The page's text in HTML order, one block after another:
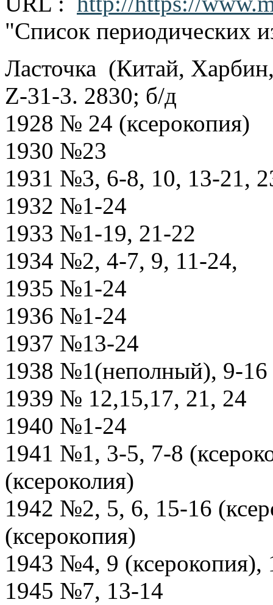
"Список периодических
Ласточка (Китай,
Z-31-3. 2830; б/д
1928 № 24 (ксерокопия)
1930 №23
1931 №3, 6-8, 10, 13-21,
1932 №1-24
1933 №1-19, 21-22
1934 №2, 4-7, 9, 11-24,
1935 №1-24
1936 №1-24
1937 №13-24
1938 №1(неполный), 9-16
1939 № 12,15,17, 21, 24
1940 №1-24
1941 №1, 3-5, 7-8
(ксероколия)
1942 №2, 5, 6, 15-16
(ксерокопия)
1943 №4, 9 (ксерокопия),
1945 №7, 13-14